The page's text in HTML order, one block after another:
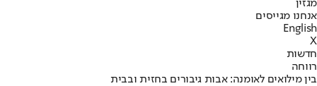
מגזין
אנחנו מגייסים
English
X
חדשות
רווחה
בין מילואים לאומנה: אבות גיבורים בחזית ובבית